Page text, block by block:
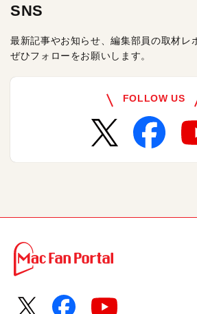
SNS
最新記事やお知らせ、編集部員の取材レ
ぜひフォローをお願いします。
FOLLOW US